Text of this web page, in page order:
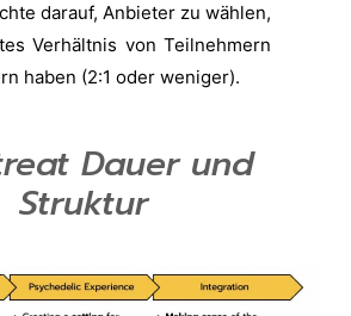
darauf, Anbieter zu wählen,
Verhältnis von Teilnehmern
haben (2:1 oder weniger).
Dauer und
Struktur